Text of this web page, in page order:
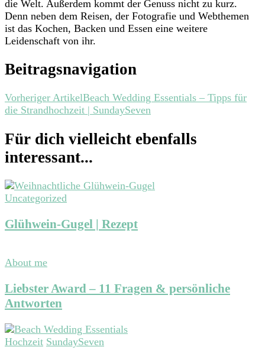
die Welt. Außerdem kommt der Genuss nicht zu kurz.
Denn neben dem Reisen, der Fotografie und Webthemen
ist das Kochen, Backen und Essen eine weitere
Leidenschaft von ihr.
Beitragsnavigation
Vorheriger ArtikelBeach Wedding Essentials – Tipps für
die Strandhochzeit | SundaySeven
Für dich vielleicht ebenfalls
interessant...
Uncategorized
Glühwein-Gugel | Rezept
About me
Liebster Award – 11 Fragen & persönliche
Antworten
Hochzeit SundaySeven